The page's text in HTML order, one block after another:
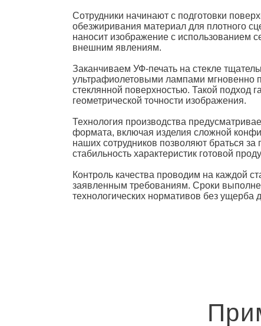
Сотрудники начинают с подготовки
обезжиривания материал для плотного
наносит изображение с использованием
внешним явлениям.
Заканчиваем УФ-печать на стекле
ультрафиолетовыми лампами мгновенно
стеклянной поверхностью. Такой подход
геометрической точности изображения.
Технология производства
формата, включая изделия сложной
наших сотрудников позволяют браться
стабильность характеристик готовой
Контроль качества проводим на каждой
заявленным требованиям. Сроки
технологических нормативов без ущерба